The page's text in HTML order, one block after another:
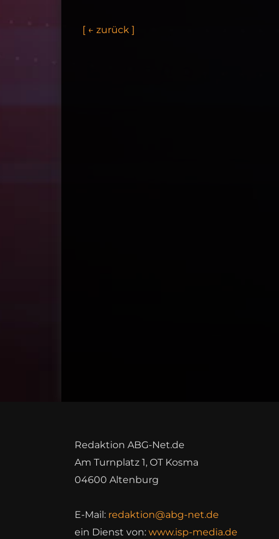
[ ← zurück ]
Redaktion ABG-Net.de
Am Turnplatz 1, OT Kosma
04600 Altenburg
E-Mail: redaktion@abg-net.de
ein Dienst von: www.isp-media.de